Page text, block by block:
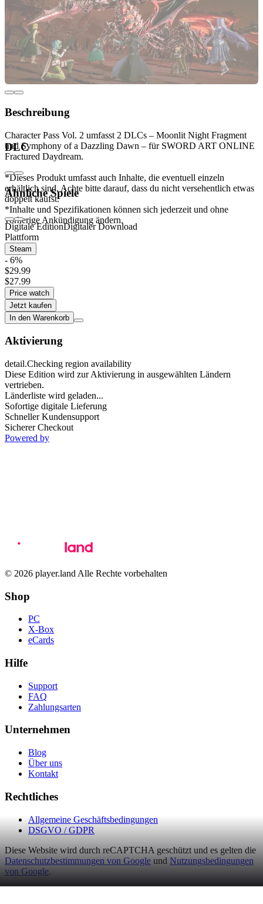
Beschreibung
Character Pass Vol. 2 umfasst 2 DLCs – Moonlit Night Fragment
und Symphony of a Dazzling Dawn – für SWORD ART ONLINE
Fractured Daydream.
*Dieses Produkt umfasst auch Inhalte, die eventuell einzeln
erhältlich sind. Achte bitte darauf, dass du nicht versehentlich etwas
doppelt kaufst.
*Inhalte und Spezifikationen können sich jederzeit und ohne
vorherige Ankündigung ändern.
DLC
Ähnliche Spiele
Digitale EditionDigitaler Download
Plattform
Steam
- 6%
$29.99
$27.99
Price watch
Jetzt kaufen
In den Warenkorb
Aktivierung
detail.Checking region availability
Diese Edition wird zur Aktivierung in ausgewählten Ländern
vertrieben.
Länderliste wird geladen...
Sofortige digitale Lieferung
Schneller Kundensupport
Sicherer Checkout
Powered by
© 2026 player.land Alle Rechte vorbehalten
Shop
PC
X-Box
eCards
Hilfe
Support
FAQ
Zahlungsarten
Unternehmen
Blog
Über uns
Kontakt
Rechtliches
Allgemeine Geschäftsbedingungen
DSGVO / GDPR
Diese Website wird durch reCAPTCHA geschützt und es gelten die
Datenschutzbestimmungen von Google und Nutzungsbedingungen
von Google.